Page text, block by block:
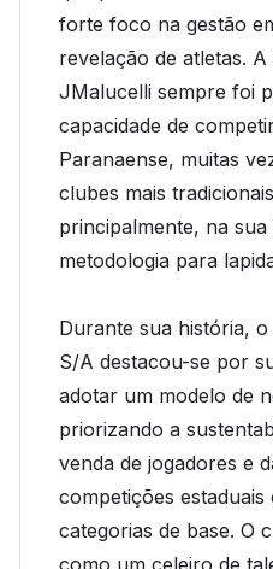
forte foco na gestão
revelação de atletas.
JMalucelli sempre foi
capacidade de
Paranaense, muitas
clubes mais
principalmente, na
metodologia para
Durante sua história,
S/A destacou-se por
adotar um modelo de
priorizando a
venda de jogadores e
competições estaduais
categorias de base. O
como um celeiro de